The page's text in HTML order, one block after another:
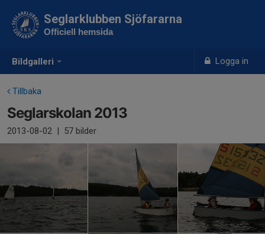
Bildgalleri Logga in
Seglarklubben Sjöfararna
Officiell hemsida
Tillbaka
Seglarskolan 2013
2013-08-02 | 57 bilder